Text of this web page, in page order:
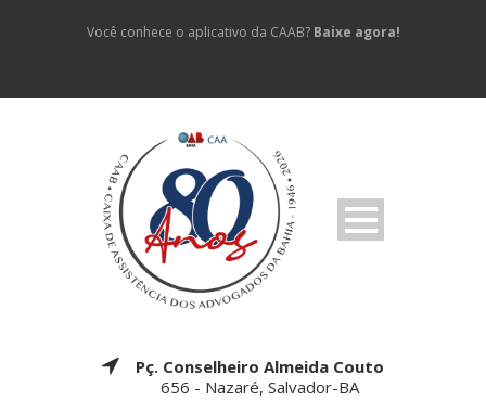
Você conhece o aplicativo da CAAB? Baixe agora!
Pç. Conselheiro Almeida Couto
656 - Nazaré, Salvador-BA